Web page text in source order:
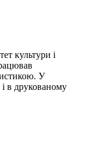
культури і
У
в друкованому